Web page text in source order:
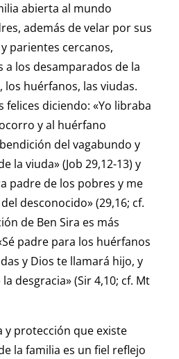
abierta al mundo
además de velar por sus
parientes cercanos,
a los desamparados de la
huérfanos, las viudas.
felices diciendo: «Yo libraba
y al huérfano
del vagabundo y
la viuda» (Job 29,12-13) y
padre de los pobres y me
desconocido» (29,16; cf.
de Ben Sira es más
padre para los huérfanos
y Dios te llamará hijo, y
desgracia» (Sir 4,10; cf. Mt
y protección que existe
la familia es un fiel reflejo